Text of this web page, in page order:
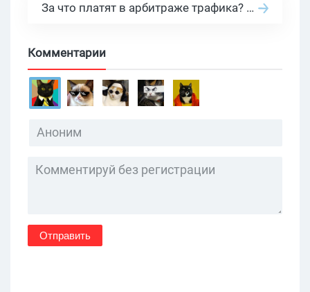
За что платят в арбитраже трафика? 30 моделей оплаты в бурж и СНГ партнерках
Комментарии
Отправить